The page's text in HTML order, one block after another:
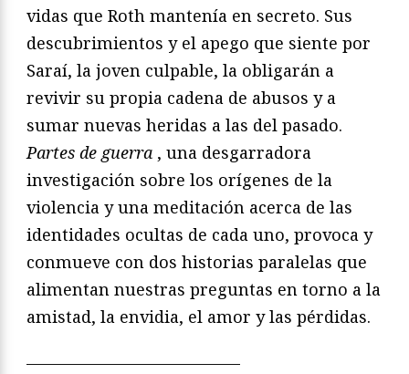
vidas que Roth mantenía en secreto. Sus
descubrimientos y el apego que siente por
Saraí, la joven culpable, la obligarán a
revivir su propia cadena de abusos y a
sumar nuevas heridas a las del pasado.
Partes de guerra , una desgarradora
investigación sobre los orígenes de la
violencia y una meditación acerca de las
identidades ocultas de cada uno, provoca y
conmueve con dos historias paralelas que
alimentan nuestras preguntas en torno a la
amistad, la envidia, el amor y las pérdidas.
—————————————